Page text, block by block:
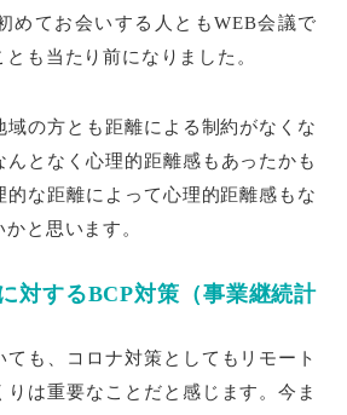
めてお会いする人ともWEB会議で
も当たり前になりました。
域の方とも距離による制約がなくな
んとなく心理的距離感もあったかも
的な距離によって心理的距離感もな
と思います。
対するBCP対策（事業継続計
ても、コロナ対策としてもリモート
りは重要なことだと感じます。今ま